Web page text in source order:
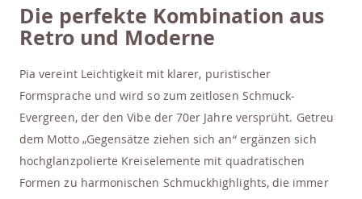
Die perfekte Kombination aus
Retro und Moderne
Pia vereint Leichtigkeit mit klarer, puristischer
Formsprache und wird so zum zeitlosen Schmuck-
Evergreen, der den Vibe der 70er Jahre versprüht. Getreu
dem Motto „Gegensätze ziehen sich an“ ergänzen sich
hochglanzpolierte Kreiselemente mit quadratischen
Formen zu harmonischen Schmuckhighlights, die immer